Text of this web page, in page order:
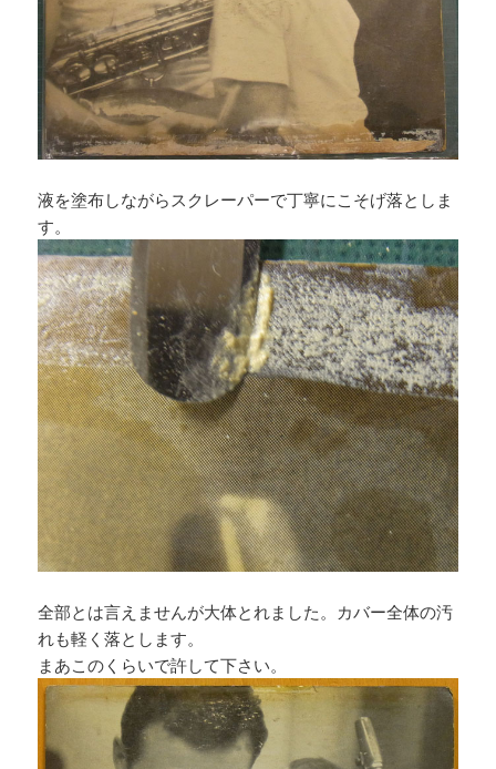
液を塗布しながらスクレーパーで丁寧にこそげ落としま
す。
全部とは言えませんが大体とれました。カバー全体の汚
れも軽く落とします。
まあこのくらいで許して下さい。